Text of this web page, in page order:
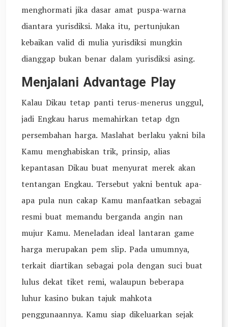
menghormati jika dasar amat puspa-warna
diantara yurisdiksi. Maka itu, pertunjukan
kebaikan valid di mulia yurisdiksi mungkin
dianggap bukan benar dalam yurisdiksi asing.
Menjalani Advantage Play
Kalau Dikau tetap panti terus-menerus unggul,
jadi Engkau harus memahirkan tetap dgn
persembahan harga. Maslahat berlaku yakni bila
Kamu menghabiskan trik, prinsip, alias
kepantasan Dikau buat menyurat merek akan
tentangan Engkau. Tersebut yakni bentuk apa-
apa pula nun cakap Kamu manfaatkan sebagai
resmi buat memandu berganda angin nan
mujur Kamu. Meneladan ideal lantaran game
harga merupakan pem slip. Pada umumnya,
terkait diartikan sebagai pola dengan suci buat
lulus dekat tiket remi, walaupun beberapa
luhur kasino bukan tajuk mahkota
penggunaannya. Kamu siap dikeluarkan sejak